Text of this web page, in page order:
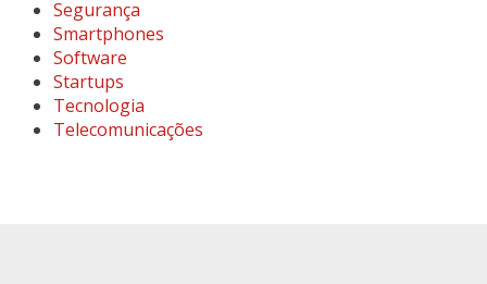
Segurança
Smartphones
Software
Startups
Tecnologia
Telecomunicações